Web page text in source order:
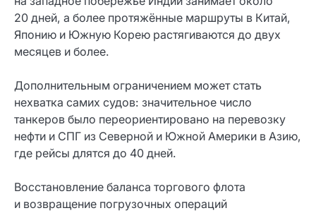
20 дней, а более протяжённые маршруты в Китай,
Японию и Южную Корею растягиваются до двух
месяцев и более.
Дополнительным ограничением может стать
нехватка самих судов: значительное число
танкеров было переориентировано на перевозку
нефти и СПГ из Северной и Южной Америки в Азию,
где рейсы длятся до 40 дней.
Восстановление баланса торгового флота
и возвращение погрузочных операций